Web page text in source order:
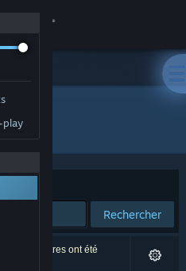
play
Rechercher
3 titres ont été